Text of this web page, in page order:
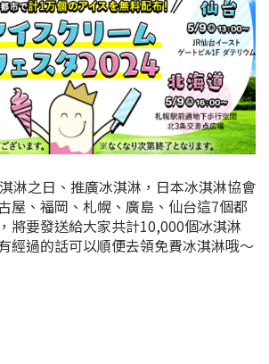
淋之日、推廣冰淇淋，日本冰淇淋協會
屋、福岡、札幌、廣島、仙台這7個都
將要發送給大家共計10,000個冰淇淋
經過的話可以順便去領免費冰淇淋哦～